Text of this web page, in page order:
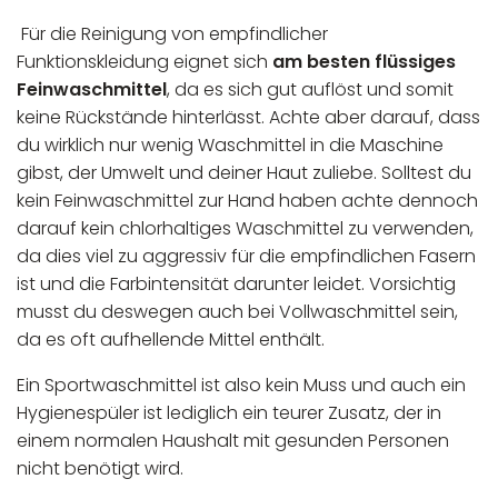
Für die Reinigung von empfindlicher
Funktionskleidung eignet sich am besten flüssiges
Feinwaschmittel, da es sich gut auflöst und somit
keine Rückstände hinterlässt. Achte aber darauf, dass
du wirklich nur wenig Waschmittel in die Maschine
gibst, der Umwelt und deiner Haut zuliebe. Solltest du
kein Feinwaschmittel zur Hand haben achte dennoch
darauf kein chlorhaltiges Waschmittel zu verwenden,
da dies viel zu aggressiv für die empfindlichen Fasern
ist und die Farbintensität darunter leidet. Vorsichtig
musst du deswegen auch bei Vollwaschmittel sein,
da es oft aufhellende Mittel enthält.
Ein Sportwaschmittel ist also kein Muss und auch ein
Hygienespüler ist lediglich ein teurer Zusatz, der in
einem normalen Haushalt mit gesunden Personen
nicht benötigt wird.